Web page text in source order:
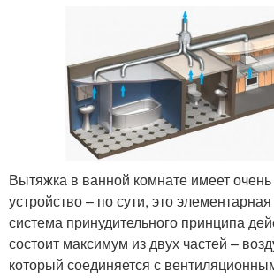
Вытяжка в ванной комнате имеет
устройство – по сути, это
система принудительного принципа
состоит максимум из двух частей –
который соединяется с